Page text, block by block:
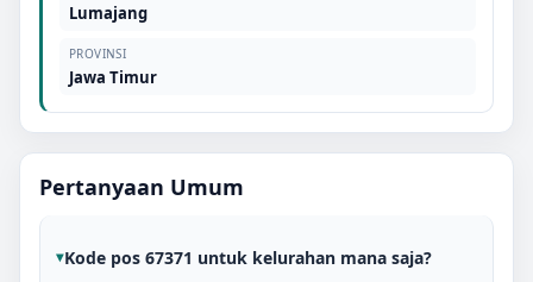
Lumajang
PROVINSI
Jawa Timur
Pertanyaan Umum
Kode pos 67371 untuk kelurahan mana saja?